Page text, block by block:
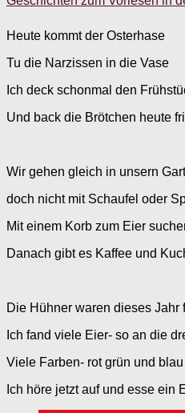
Heute kommt der Osterhase
Tu die Narzissen in die Vase
Ich deck schonmal den
Und back die Brötchen heute
Wir gehen gleich in unsern
doch nicht mit Schaufel oder
Mit einem Korb zum Eier
Danach gibt es Kaffee und
Die Hühner waren dieses Jahr
Ich fand viele Eier- so an die
Viele Farben- rot grün und
Ich höre jetzt auf und esse ein